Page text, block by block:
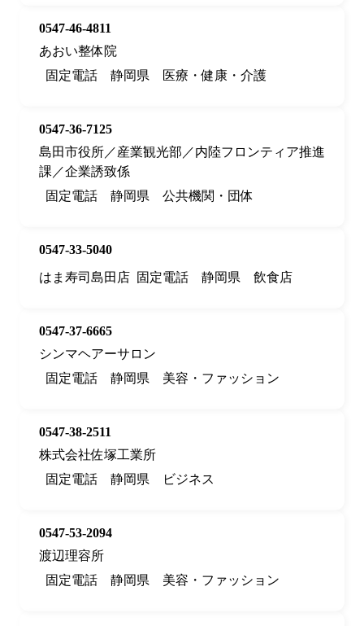
0547-46-4811
あおい整体院
固定電話
静岡県 医療・健康・介護
0547-36-7125
島田市役所／産業観光部／内陸フロンティア推進
課／企業誘致係
固定電話
静岡県 公共機関・団体
0547-33-5040
はま寿司島田店 固定電話 静岡県 飲食店
0547-37-6665
シンマヘアーサロン
固定電話
静岡県 美容・ファッション
0547-38-2511
株式会社佐塚工業所
固定電話
静岡県 ビジネス
0547-53-2094
渡辺理容所
固定電話
静岡県 美容・ファッション